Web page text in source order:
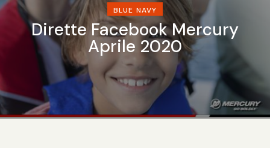
BLUE NAVY
Dirette Facebook Mercury
Aprile 2020